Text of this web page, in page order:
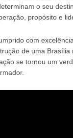
o seu
propósito e
com
de uma
se tornou um